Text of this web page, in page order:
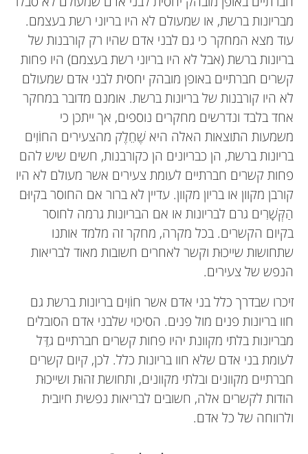
מבריונות ברשת, או שמעולם לא היו בריוני רשת בעצמם.
עוד מצא המחקר כי גם לבני אדם שהיו רק קורבנות של
בריונות ברשת (אבל לא היו בריוני רשת בעצמם) היו פחות
קשרים חברתיים באופן מובהק יחסית לבני אדם שמעולם
לא היו קורבנות של בריונות ברשת. אומנם מדובר במחקר
אחד בלבד ונדרשים מחקרים נוספים, אך ייתכן כי
משמעות התוצאות האלה היא שֶׁחֵלֶק מהצעירים החוֹוִים
בריונות ברשת, הן כבריונים הן כקורבנות, חשים שיש להם
פחות קשרים חברתיים לעומת צעירים אשר מעולם לא היו
קורבן מקוון או בריון מקוון. עדיין לא ברור אם החוסר בקיוּם
הַקְּשָׁרִים גרם לבריונות או אם הבריונות גרמה לחוסר
בקיום הקשרים. בכל מקרה, מחקר זה מלמד אותנו
שתחושות שייכוּת וקשר לאחרים חשובות מאוד לבריאות
הנפש של צעירים.
זיכרו שבדרך כלל בני אדם אשר חוֹוִים בריונות ברשת גם
חוו בריונות פנים מול פנים. הסיכוי שלבני אדם הסובלים
מבריונות בלתי מקוונת יהיו פחות קשרים חברתיים גדֵּל
לעומת בני אדם שלא חוו בריונות כלל. לכן, קיום קשרים
חברתיים מקוונים ובלתי מקוונים, ותחושת זהוּת ושייכוּת
הודות לקשרים אלה, חשובים לבריאות נפשית חיובית
ולרווחה של כל אדם.